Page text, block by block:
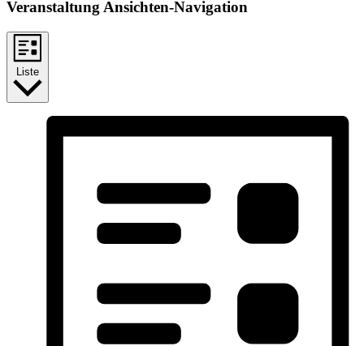
Veranstaltung Ansichten-Navigation
Liste